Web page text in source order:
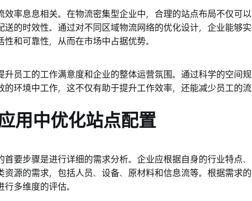
效率息息相关。在物流密集型企业中，合理的站点布局不仅可以
送的时效性。通过对不同区域物流网络的优化设计，企业能够实
和可靠性，从而在市场中占据优势。
升员工的工作满意度和企业的整体运营氛围。通过科学的空间规
的环境中工作，这不仅有助于提升工作效率，还能减少员工的流
用中优化站点配置
要步骤是进行详细的需求分析。企业应根据自身的行业特点、
资源的需求，包括人员、设备、原材料和信息流等。根据需求的
多维度的评估。